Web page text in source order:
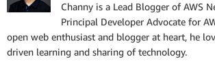
Channy is a Lead Blogger of AWS
Principal Developer Advocate for
open web enthusiast and blogger at heart, he
driven learning and sharing of technology.